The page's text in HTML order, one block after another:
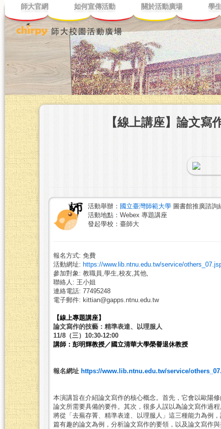
師大官網 如何宣傳活動 關於活動廣場 學
【線上講座】論文寫
活動舉辦： 國立臺灣師範大學 圖書館推廣諮詢
活動地點：Webex 專題講座
發起學校：臺師大
報名方式: 免費
活動網址: https://www.lib.ntnu.edu.tw/service/
參加對象: 教職員,學生,校友,其他,
聯絡人: 王小姐
連絡電話: 77495248
電子郵件: kittian@gapps.ntnu.edu.tw
【線上專題講座】
論文寫作的技藝：精準表達、以理服人
11/8（三）10:30-12:00
講師：彭明輝教授／國立清華⼤學榮譽退休教授
報名網址 https://www.lib.ntnu.edu.tw/service/
本演講旨在介紹論⽂寫作的核⼼概念。⾸先，它會以歐陽
論⽂所需要具備的要件。其次，很多⼈誤以為論⽂寫作過
將從「去蕪存菁、精準表達、以理服⼈」這三種能⼒為例
篇有趣的論⽂為例，分析論⽂寫作的要領，以及論⽂寫作